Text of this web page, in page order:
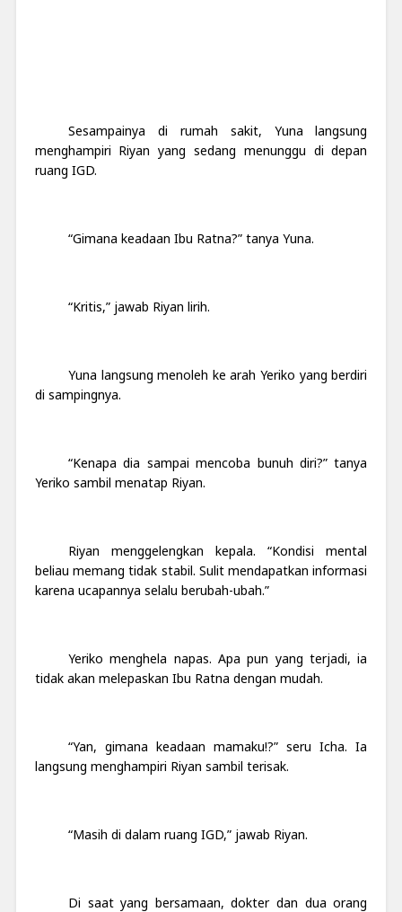
Sesampainya di rumah sakit, Yuna langsung
menghampiri Riyan yang sedang menunggu di depan
ruang IGD.
“Gimana keadaan Ibu Ratna?” tanya Yuna.
“Kritis,” jawab Riyan lirih.
Yuna langsung menoleh ke arah Yeriko yang berdiri
di sampingnya.
“Kenapa dia sampai mencoba bunuh diri?” tanya
Yeriko sambil menatap Riyan.
Riyan menggelengkan kepala. “Kondisi mental
beliau memang tidak stabil. Sulit mendapatkan informasi
karena ucapannya selalu berubah-ubah.”
Yeriko menghela napas. Apa pun yang terjadi, ia
tidak akan melepaskan Ibu Ratna dengan mudah.
“Yan, gimana keadaan mamaku!?” seru Icha. Ia
langsung menghampiri Riyan sambil terisak.
“Masih di dalam ruang IGD,” jawab Riyan.
Di saat yang bersamaan, dokter dan dua orang